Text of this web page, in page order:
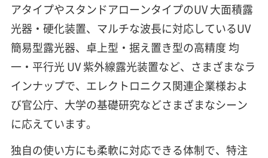
アタイプやスタンドアローンタイプのUV 大面積露
光器・硬化装置、マルチな波長に対応しているUV
簡易型露光器、卓上型・据え置き型の高精度 均
一・平行光 UV 紫外線露光装置など、さまざまなラ
インナップで、エレクトロニクス関連企業様およ
び官公庁、大学の基礎研究などさまざまなシーン
に応えています。
独自の使い方にも柔軟に対応できる体制で、特注